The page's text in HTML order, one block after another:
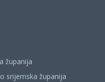
županija
srijemska županija